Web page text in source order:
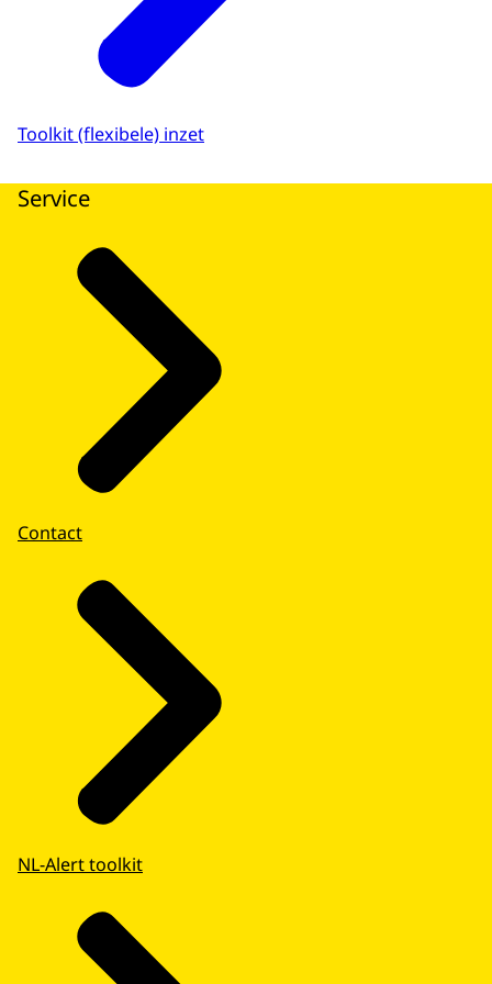
Toolkit (flexibele) inzet
Service
Contact
NL-Alert toolkit